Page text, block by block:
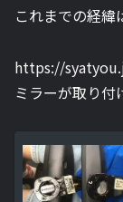
これまでの経緯
https://
ミラーが取り付